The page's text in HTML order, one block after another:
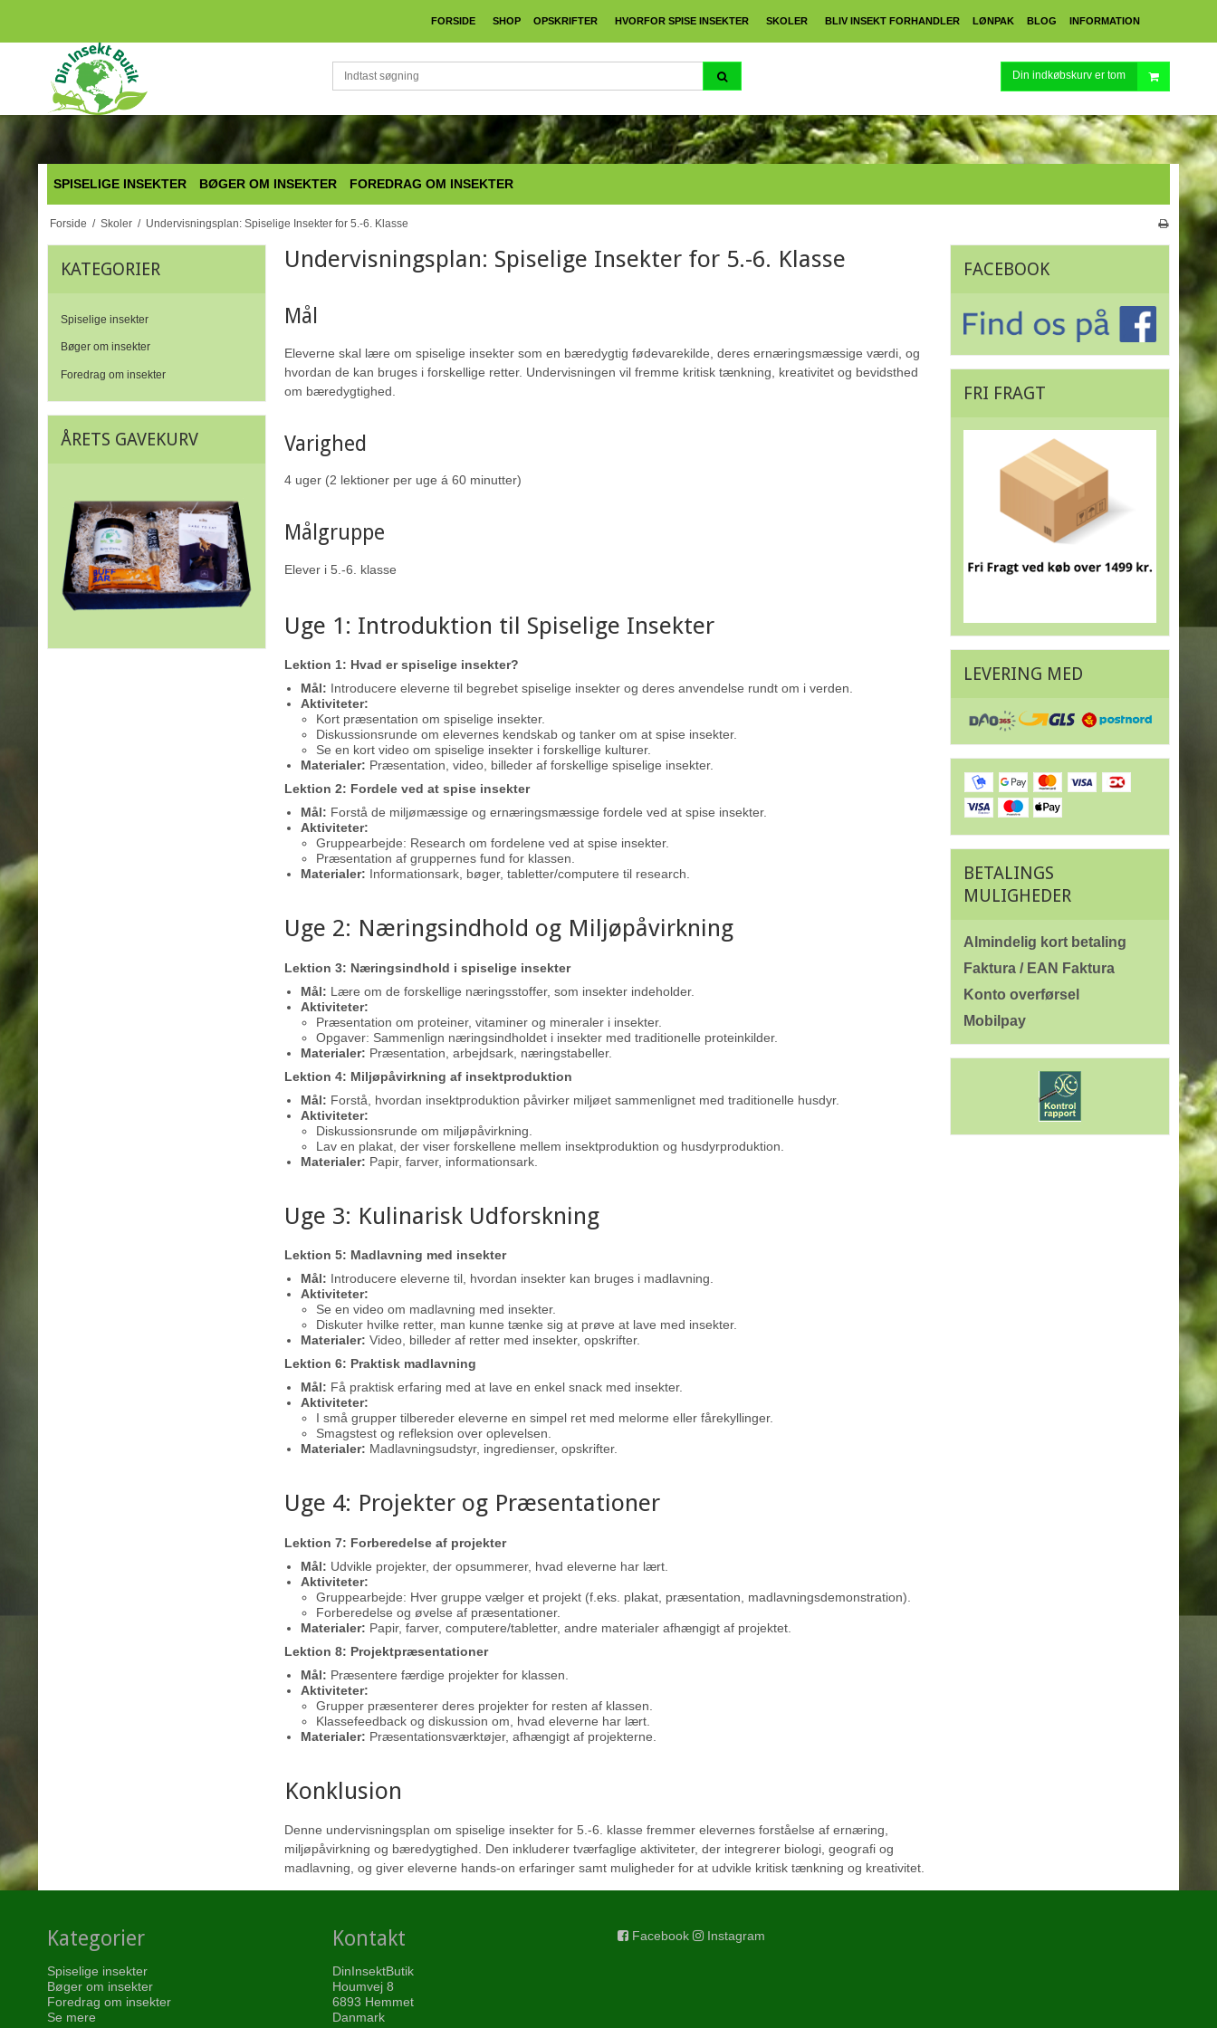
FORSIDE SHOP OPSKRIFTER HVORFOR SPISE INSEKTER SKOLER BLIV INSEKT FORHANDLER LØNPAK BLOG INFORMATION
Din indkøbskurv er tom
SPISELIGE INSEKTER BØGER OM INSEKTER FOREDRAG OM INSEKTER
Forside / Skoler / Undervisningsplan: Spiselige Insekter for 5.-6. Klasse
KATEGORIER
Spiselige insekter
Bøger om insekter
Foredrag om insekter
ÅRETS GAVEKURV
Undervisningsplan: Spiselige Insekter for 5.-6. Klasse
Mål
Eleverne skal lære om spiselige insekter som en bæredygtig fødevarekilde, deres ernæringsmæssige værdi, og
hvordan de kan bruges i forskellige retter. Undervisningen vil fremme kritisk tænkning, kreativitet og bevidsthed
om bæredygtighed.
Varighed
4 uger (2 lektioner per uge á 60 minutter)
Målgruppe
Elever i 5.-6. klasse
Uge 1: Introduktion til Spiselige Insekter
Lektion 1: Hvad er spiselige insekter?
Mål: Introducere eleverne til begrebet spiselige insekter og deres anvendelse rundt om i verden.
Aktiviteter:
Kort præsentation om spiselige insekter.
Diskussionsrunde om elevernes kendskab og tanker om at spise insekter.
Se en kort video om spiselige insekter i forskellige kulturer.
Materialer: Præsentation, video, billeder af forskellige spiselige insekter.
Lektion 2: Fordele ved at spise insekter
Mål: Forstå de miljømæssige og ernæringsmæssige fordele ved at spise insekter.
Aktiviteter:
Gruppearbejde: Research om fordelene ved at spise insekter.
Præsentation af gruppernes fund for klassen.
Materialer: Informationsark, bøger, tabletter/computere til research.
Uge 2: Næringsindhold og Miljøpåvirkning
Lektion 3: Næringsindhold i spiselige insekter
Mål: Lære om de forskellige næringsstoffer, som insekter indeholder.
Aktiviteter:
Præsentation om proteiner, vitaminer og mineraler i insekter.
Opgaver: Sammenlign næringsindholdet i insekter med traditionelle proteinkilder.
Materialer: Præsentation, arbejdsark, næringstabeller.
Lektion 4: Miljøpåvirkning af insektproduktion
Mål: Forstå, hvordan insektproduktion påvirker miljøet sammenlignet med traditionelle husdyr.
Aktiviteter:
Diskussionsrunde om miljøpåvirkning.
Lav en plakat, der viser forskellene mellem insektproduktion og husdyrproduktion.
Materialer: Papir, farver, informationsark.
Uge 3: Kulinarisk Udforskning
Lektion 5: Madlavning med insekter
Mål: Introducere eleverne til, hvordan insekter kan bruges i madlavning.
Aktiviteter:
Se en video om madlavning med insekter.
Diskuter hvilke retter, man kunne tænke sig at prøve at lave med insekter.
Materialer: Video, billeder af retter med insekter, opskrifter.
Lektion 6: Praktisk madlavning
Mål: Få praktisk erfaring med at lave en enkel snack med insekter.
Aktiviteter:
I små grupper tilbereder eleverne en simpel ret med melorme eller fårekyllinger.
Smagstest og refleksion over oplevelsen.
Materialer: Madlavningsudstyr, ingredienser, opskrifter.
Uge 4: Projekter og Præsentationer
Lektion 7: Forberedelse af projekter
Mål: Udvikle projekter, der opsummerer, hvad eleverne har lært.
Aktiviteter:
Gruppearbejde: Hver gruppe vælger et projekt (f.eks. plakat, præsentation, madlavningsdemonstration).
Forberedelse og øvelse af præsentationer.
Materialer: Papir, farver, computere/tabletter, andre materialer afhængigt af projektet.
Lektion 8: Projektpræsentationer
Mål: Præsentere færdige projekter for klassen.
Aktiviteter:
Grupper præsenterer deres projekter for resten af klassen.
Klassefeedback og diskussion om, hvad eleverne har lært.
Materialer: Præsentationsværktøjer, afhængigt af projekterne.
Konklusion
Denne undervisningsplan om spiselige insekter for 5.-6. klasse fremmer elevernes forståelse af ernæring,
miljøpåvirkning og bæredygtighed. Den inkluderer tværfaglige aktiviteter, der integrerer biologi, geografi og
madlavning, og giver eleverne hands-on erfaringer samt muligheder for at udvikle kritisk tænkning og kreativitet.
FACEBOOK
FRI FRAGT
LEVERING MED
BETALINGS
MULIGHEDER
Almindelig kort betaling
Faktura / EAN Faktura
Konto overførsel
Mobilpay
Kategorier
Spiselige insekter
Bøger om insekter
Foredrag om insekter
Se mere
Kontakt
DinInsektButik
Houmvej 8
6893 Hemmet
Danmark
Facebook Instagram